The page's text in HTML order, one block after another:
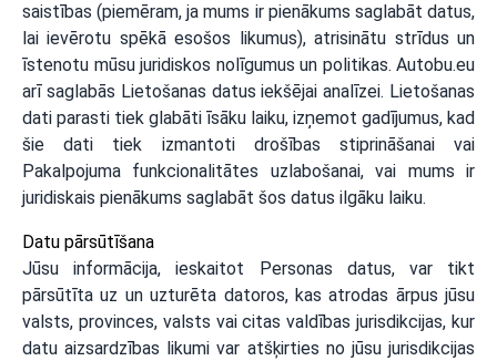
saistības (piemēram, ja mums ir pienākums saglabāt datus,
lai ievērotu spēkā esošos likumus), atrisinātu strīdus un
īstenotu mūsu juridiskos nolīgumus un politikas. Autobu.eu
arī saglabās Lietošanas datus iekšējai analīzei. Lietošanas
dati parasti tiek glabāti īsāku laiku, izņemot gadījumus, kad
šie dati tiek izmantoti drošības stiprināšanai vai
Pakalpojuma funkcionalitātes uzlabošanai, vai mums ir
juridiskais pienākums saglabāt šos datus ilgāku laiku.
Datu pārsūtīšana
Jūsu informācija, ieskaitot Personas datus, var tikt
pārsūtīta uz un uzturēta datoros, kas atrodas ārpus jūsu
valsts, provinces, valsts vai citas valdības jurisdikcijas, kur
datu aizsardzības likumi var atšķirties no jūsu jurisdikcijas